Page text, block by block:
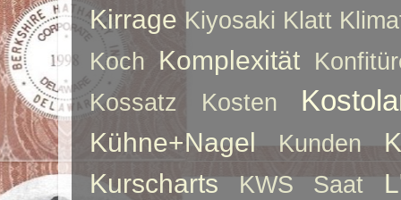
Kirrage Kiyosaki Klatt
Koch Komplexität
Kossatz
Kosten
Kühne+Nagel Kunden
Kurscharts
KWS Saat